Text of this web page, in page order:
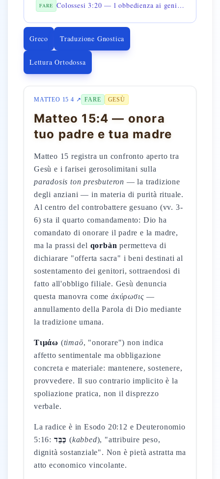
FARE Colossesi 3:20 — l obbedienza ai genitori è gradita al Signore
Greco Traduzione Gnostica
Lettura Ortodossa
MATTEO 15 4 ↗ FARE GESÙ
Matteo 15:4 — onora
tuo padre e tua madre
Matteo 15 registra un confronto aperto tra
Gesù e i farisei gerosolimitani sulla
paradosis ton presbuteron — la tradizione
degli anziani — in materia di purità rituale.
Al centro del controbattere gesuano (vv. 3-
6) sta il quarto comandamento: Dio ha
comandato di onorare il padre e la madre,
ma la prassi del qorbàn permetteva di
dichiarare "offerta sacra" i beni destinati al
sostentamento dei genitori, sottraendosi di
fatto all'obbligo filiale. Gesù denuncia
questa manovra comeἀκύρωσις —
annullamento della Parola di Dio mediante
la tradizione umana.
Τιμάω (timaō, "onorare") non indica
affetto sentimentale ma obbligazione
concreta e materiale: mantenere, sostenere,
provvedere. Il suo contrario implicito è la
spoliazione pratica, non il disprezzo
verbale.
La radice è in Esodo 20:12 e Deuteronomio
5:16: כַּבֵּד (kabbed), "attribuire peso,
dignità sostanziale". Non è pietà astratta ma
atto economico vincolante.